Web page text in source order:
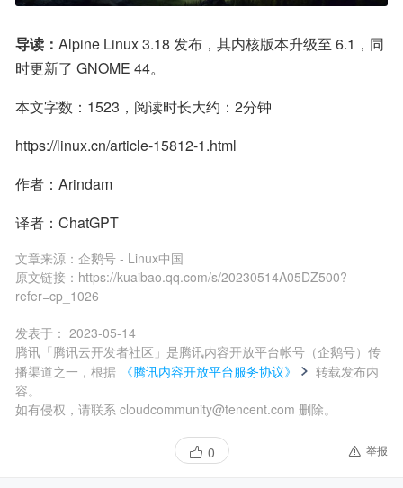
导读： Alpine Linux 3.18 发布，其内核版本升级至 6.1，同
时更新了 GNOME 44。
本文字数：1523，阅读时长大约：2分钟
https://linux.cn/article-15812-1.html
作者：Arindam
译者：ChatGPT
文章来源： 企鹅号 - Linux中国
原文链接： https://kuaibao.qq.com/s/20230514A05DZ500?
refer=cp_1026
发表于： 2023-05-14
腾讯「腾讯云开发者社区」是腾讯内容开放平台帐号（企鹅号）传
播渠道之一，根据
《腾讯内容开放平台服务协议》
转载发布内
容。
如有侵权，请联系 cloudcommunity@tencent.com 删除。
0 举报